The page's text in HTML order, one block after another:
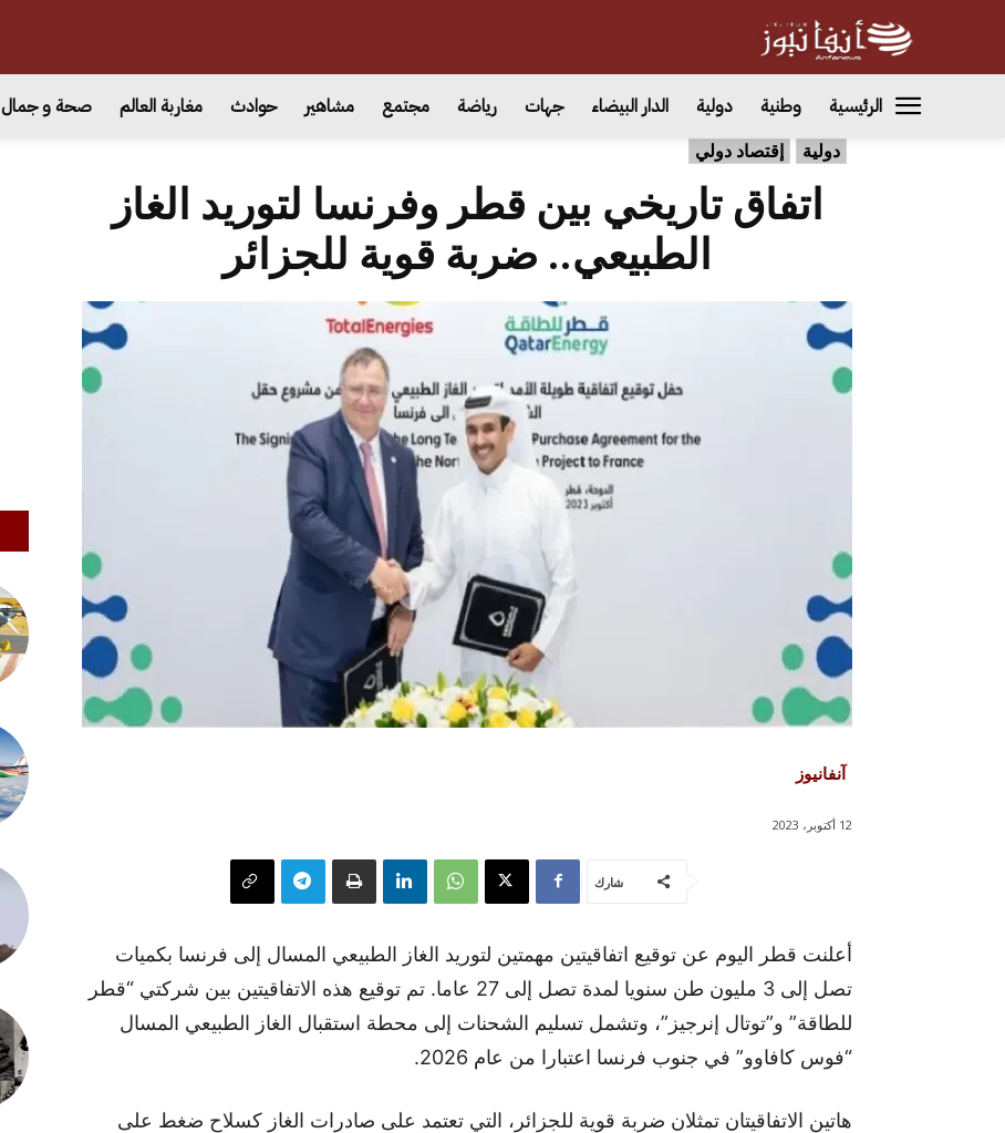
الرئيسية وطنية دولية الدار البيضاء جهات رياضة مجتمع مشاهير حوادث مغاربة العالم صحة و جمال
دولية إقتصاد دولي
اتفاق تاريخي بين قطر وفرنسا لتوريد الغاز
الطبيعي.. ضربة قوية للجزائر
آنفانيوز
12 أكتوبر، 2023
شارك
أعلنت قطر اليوم عن توقيع اتفاقيتين مهمتين لتوريد الغاز الطبيعي المسال إلى فرنسا بكميات
تصل إلى 3 مليون طن سنويا لمدة تصل إلى 27 عاما. تم توقيع هذه الاتفاقيتين بين شركتي “قطر
للطاقة” و”توتال إنرجيز”، وتشمل تسليم الشحنات إلى محطة استقبال الغاز الطبيعي المسال
“فوس كافاوو” في جنوب فرنسا اعتبارا من عام 2026.
هاتين الاتفاقيتان تمثلان ضربة قوية للجزائر، التي تعتمد على صادرات الغاز كسلاح ضغط على